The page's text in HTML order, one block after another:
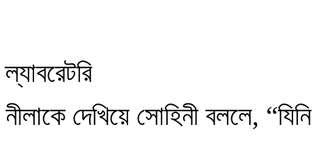
ল্যাবরেটরি
নীলাকে দেখিয়ে সোহিনী বললে,